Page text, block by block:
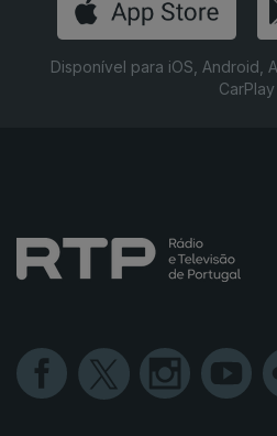
Disponível para iOS, Android,
CarPlay